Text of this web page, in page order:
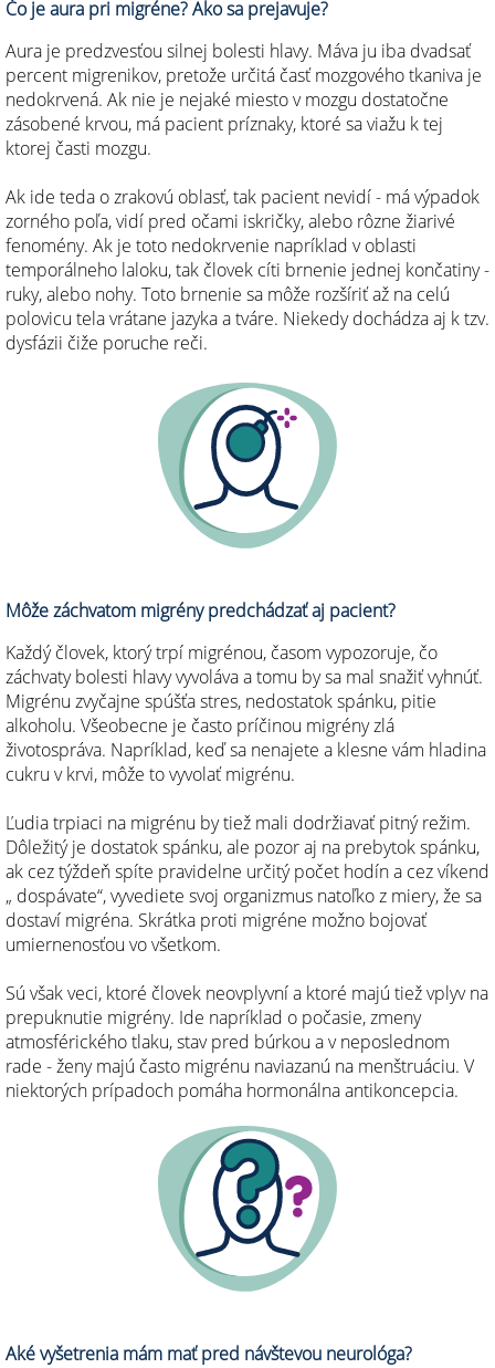
Čo je aura pri migréne? Ako sa prejavuje?
Aura je predzvesťou silnej bolesti hlavy. Máva ju iba dvadsať
percent migrenikov, pretože určitá časť mozgového tkaniva je
nedokrvená. Ak nie je nejaké miesto v mozgu dostatočne
zásobené krvou, má pacient príznaky, ktoré sa viažu k tej
ktorej časti mozgu.
Ak ide teda o zrakovú oblasť, tak pacient nevidí - má výpadok
zorného poľa, vidí pred očami iskričky, alebo rôzne žiarivé
fenomény. Ak je toto nedokrvenie napríklad v oblasti
temporálneho laloku, tak človek cíti brnenie jednej končatiny -
ruky, alebo nohy. Toto brnenie sa môže rozšíriť až na celú
polovicu tela vrátane jazyka a tváre. Niekedy dochádza aj k tzv.
dysfázii čiže poruche reči.
Môže záchvatom migrény predchádzať aj pacient?
Každý človek, ktorý trpí migrénou, časom vypozoruje, čo
záchvaty bolesti hlavy vyvoláva a tomu by sa mal snažiť vyhnúť.
Migrénu zvyčajne spúšťa stres, nedostatok spánku, pitie
alkoholu. Všeobecne je často príčinou migrény zlá
životospráva. Napríklad, keď sa nenajete a klesne vám hladina
cukru v krvi, môže to vyvolať migrénu.
Ľudia trpiaci na migrénu by tiež mali dodržiavať pitný režim.
Dôležitý je dostatok spánku, ale pozor aj na prebytok spánku,
ak cez týždeň spíte pravidelne určitý počet hodín a cez víkend
„ dospávate“, vyvediete svoj organizmus natoľko z miery, že sa
dostaví migréna. Skrátka proti migréne možno bojovať
umiernenosťou vo všetkom.
Sú však veci, ktoré človek neovplyvní a ktoré majú tiež vplyv na
prepuknutie migrény. Ide napríklad o počasie, zmeny
atmosférického tlaku, stav pred búrkou a v neposlednom
rade - ženy majú často migrénu naviazanú na menštruáciu. V
niektorých prípadoch pomáha hormonálna antikoncepcia.
Aké vyšetrenia mám mať pred návštevou neurológa?